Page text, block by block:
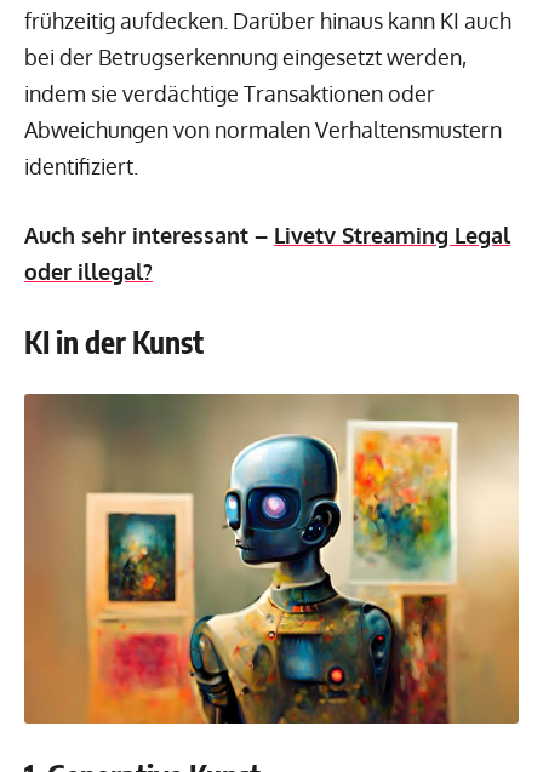
frühzeitig aufdecken. Darüber hinaus kann KI auch
bei der Betrugserkennung eingesetzt werden,
indem sie verdächtige Transaktionen oder
Abweichungen von normalen Verhaltensmustern
identifiziert.
Auch sehr interessant – Livetv Streaming Legal
oder illegal?
KI in der Kunst